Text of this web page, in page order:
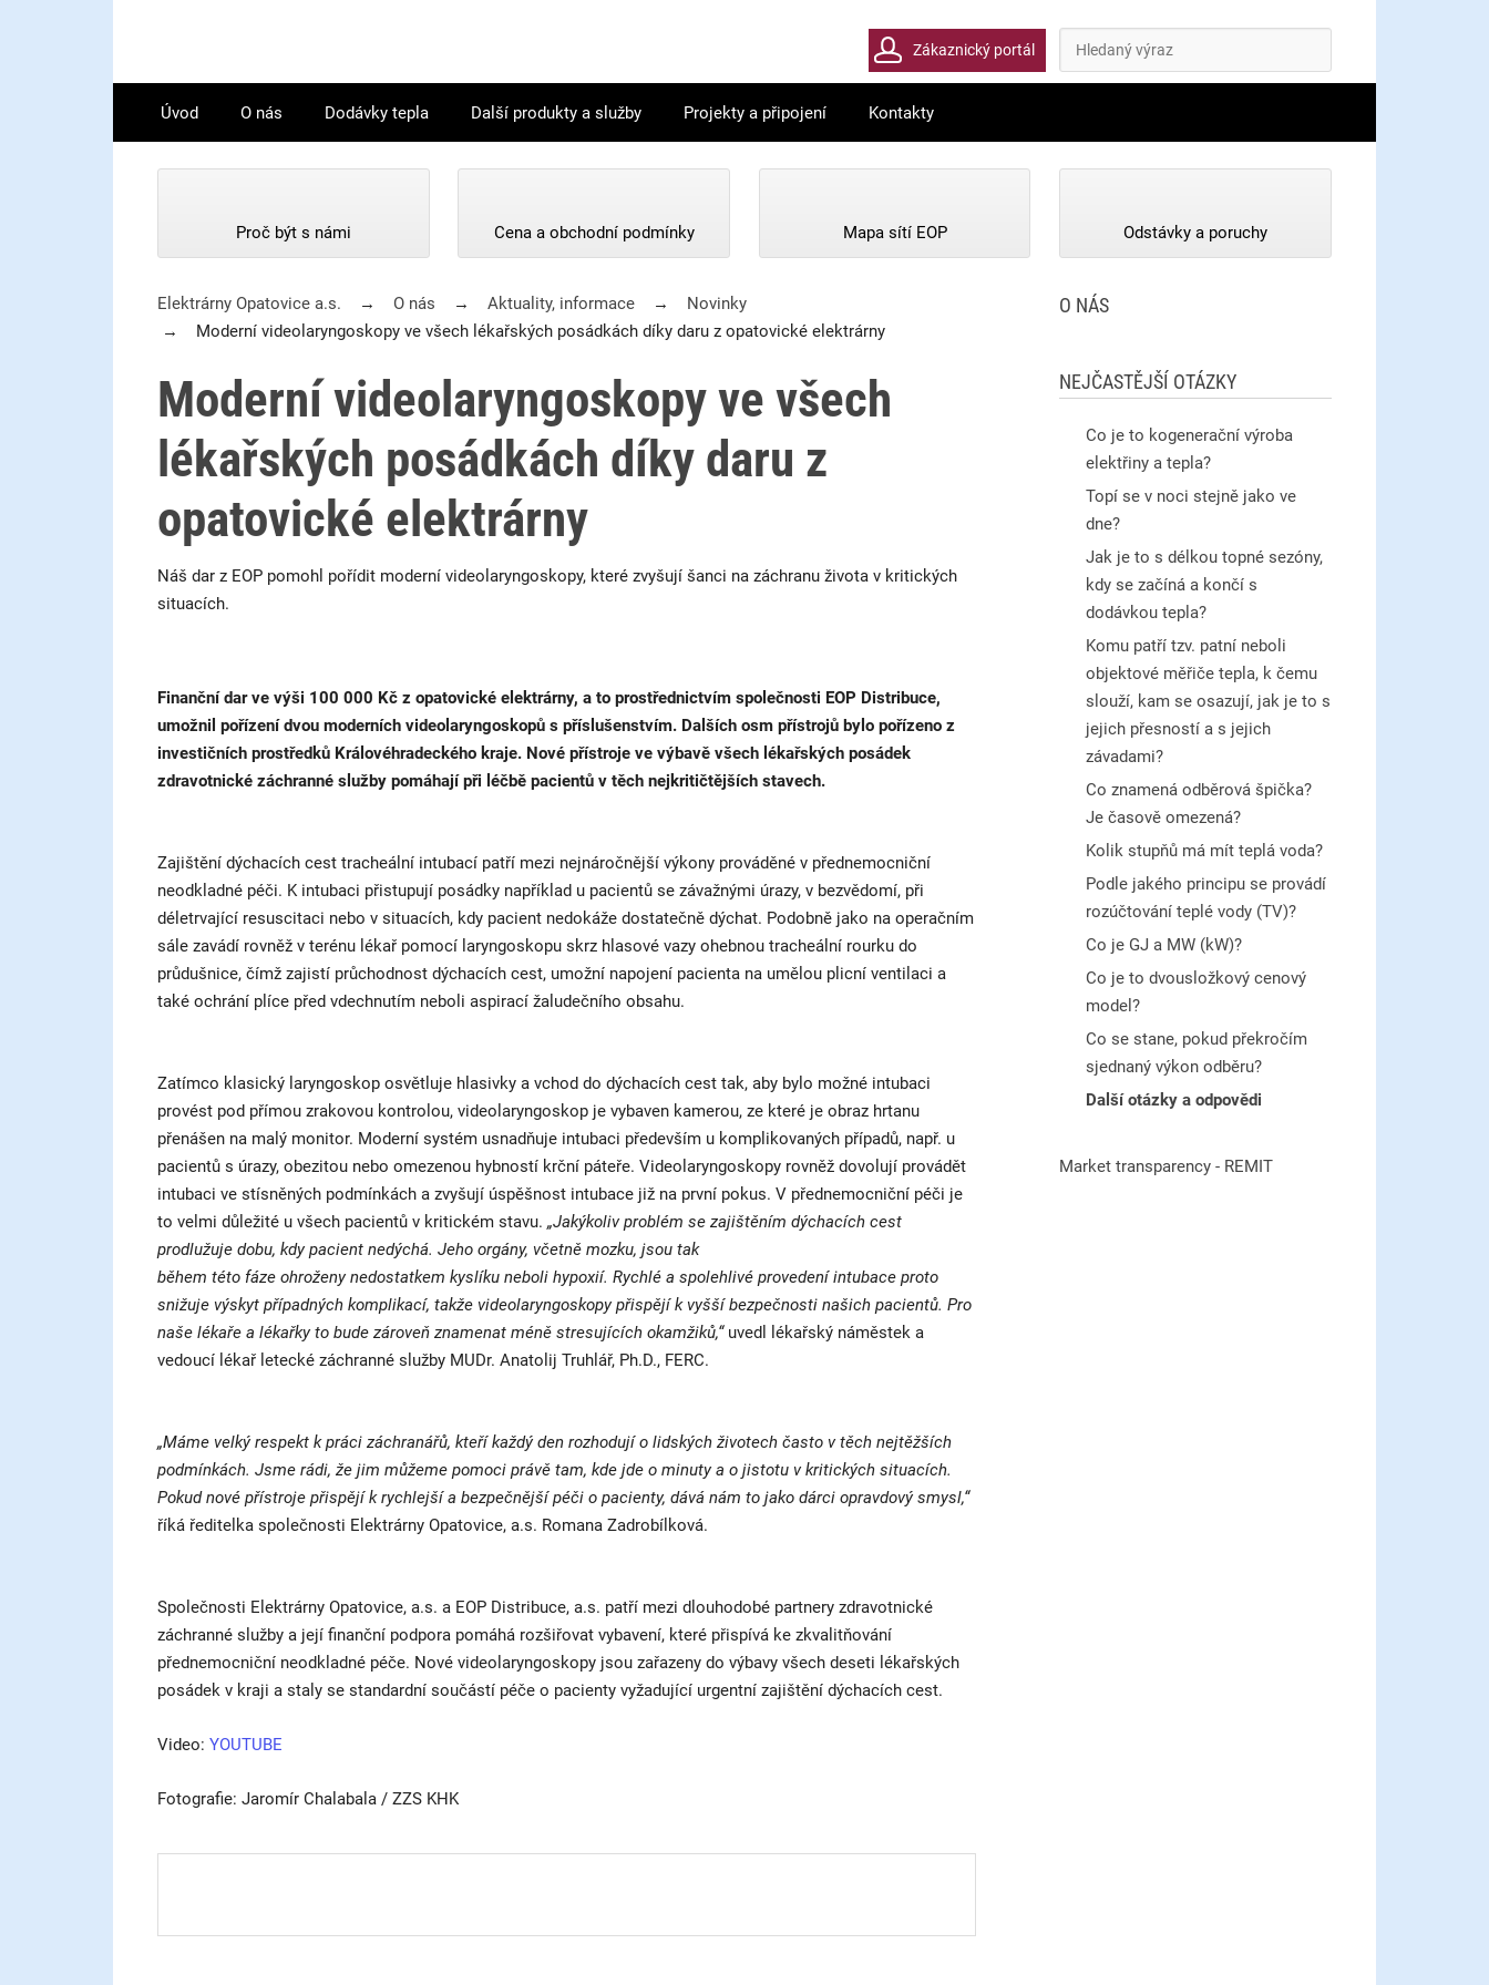
​​​​​​​Zákaznický portál
Úvod O nás Dodávky tepla Další produkty a služby Projekty a připojení Kontakty
Proč být s námi Cena a obchodní podmínky Mapa sítí EOP Odstávky a poruchy
Elektrárny Opatovice a.s. O nás Aktuality, informace
Novinky
Moderní videolaryngoskopy ve všech lékařských posádkách díky daru z opatovické elektrárny
Moderní videolaryngoskopy ve všech
lékařských posádkách díky daru z
opatovické elektrárny
Náš dar z EOP pomohl pořídit moderní videolaryngoskopy, které zvyšují šanci na záchranu života v kritických
situacích.
Finanční dar ve výši 100 000 Kč z opatovické elektrárny, a to prostřednictvím společnosti EOP Distribuce,
umožnil pořízení dvou moderních videolaryngoskopů s příslušenstvím. Dalších osm přístrojů bylo pořízeno z
investičních prostředků Královéhradeckého kraje. Nové přístroje ve výbavě všech lékařských posádek
zdravotnické záchranné služby pomáhají při léčbě pacientů v těch nejkritičtějších stavech.
Zajištění dýchacích cest tracheální intubací patří mezi nejnáročnější výkony prováděné v přednemocniční
neodkladné péči. K intubaci přistupují posádky například u pacientů se závažnými úrazy, v bezvědomí, při
déletrvající resuscitaci nebo v situacích, kdy pacient nedokáže dostatečně dýchat. Podobně jako na operačním
sále zavádí rovněž v terénu lékař pomocí laryngoskopu skrz hlasové vazy ohebnou tracheální rourku do
průdušnice, čímž zajistí průchodnost dýchacích cest, umožní napojení pacienta na umělou plicní ventilaci a
také ochrání plíce před vdechnutím neboli aspirací žaludečního obsahu.
Zatímco klasický laryngoskop osvětluje hlasivky a vchod do dýchacích cest tak, aby bylo možné intubaci
provést pod přímou zrakovou kontrolou, videolaryngoskop je vybaven kamerou, ze které je obraz hrtanu
přenášen na malý monitor. Moderní systém usnadňuje intubaci především u komplikovaných případů, např. u
pacientů s úrazy, obezitou nebo omezenou hybností krční páteře. Videolaryngoskopy rovněž dovolují provádět
intubaci ve stísněných podmínkách a zvyšují úspěšnost intubace již na první pokus. V přednemocniční péči je
to velmi důležité u všech pacientů v kritickém stavu. „Jakýkoliv problém se zajištěním dýchacích cest
prodlužuje dobu, kdy pacient nedýchá. Jeho orgány, včetně mozku, jsou tak
během této fáze ohroženy nedostatkem kyslíku neboli hypoxií. Rychlé a spolehlivé provedení intubace proto
snižuje výskyt případných komplikací, takže videolaryngoskopy přispějí k vyšší bezpečnosti našich pacientů. Pro
naše lékaře a lékařky to bude zároveň znamenat méně stresujících okamžiků,“uvedl lékařský náměstek a
vedoucí lékař letecké záchranné služby MUDr. Anatolij Truhlář, Ph.D., FERC.
„Máme velký respekt k práci záchranářů, kteří každý den rozhodují o lidských životech často v těch nejtěžších
podmínkách. Jsme rádi, že jim můžeme pomoci právě tam, kde jde o minuty a o jistotu v kritických situacích.
Pokud nové přístroje přispějí k rychlejší a bezpečnější péči o pacienty, dává nám to jako dárci opravdový smysl,“
říká ředitelka společnosti Elektrárny Opatovice, a.s. Romana Zadrobílková.
Společnosti Elektrárny Opatovice, a.s. a EOP Distribuce, a.s. patří mezi dlouhodobé partnery zdravotnické
záchranné služby a její finanční podpora pomáhá rozšiřovat vybavení, které přispívá ke zkvalitňování
přednemocniční neodkladné péče. Nové videolaryngoskopy jsou zařazeny do výbavy všech deseti lékařských
posádek v kraji a staly se standardní součástí péče o pacienty vyžadující urgentní zajištění dýchacích cest.
Video: YOUTUBE
Fotografie: Jaromír Chalabala / ZZS KHK
O NÁS
NEJČASTĚJŠÍ OTÁZKY
Co je to kogenerační výroba
elektřiny a tepla?
Topí se v noci stejně jako ve
dne?
Jak je to s délkou topné sezóny,
kdy se začíná a končí s
dodávkou tepla?
Komu patří tzv. patní neboli
objektové měřiče tepla, k čemu
slouží, kam se osazují, jak je to s
jejich přesností a s jejich
závadami?
Co znamená odběrová špička?
Je časově omezená?
Kolik stupňů má mít teplá voda?
Podle jakého principu se provádí
rozúčtování teplé vody (TV)?
Co je GJ a MW (kW)?
Co je to dvousložkový cenový
model?
Co se stane, pokud překročím
sjednaný výkon odběru?
Další otázky a odpovědi
Market transparency - REMIT